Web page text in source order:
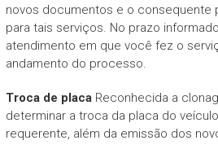
novos documentos e o consequente
para tais serviços. No prazo
atendimento em que você fez o
andamento do processo.
Troca de placaReconhecida a
determinar a troca da placa do
requerente, além da emissão dos